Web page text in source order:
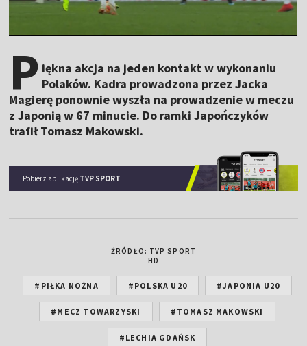
P iękna akcja na jeden kontakt w wykonaniu
Polaków. Kadra prowadzona przez Jacka
Magierę ponownie wyszła na prowadzenie w meczu
z Japonią w 67 minucie. Do ramki Japończyków
trafił Tomasz Makowski.
Pobierz aplikację TVP SPORT
ŹRÓDŁO: TVP SPORT
HD
#PIŁKA NOŻNA #POLSKA U20 #JAPONIA U20
#MECZ TOWARZYSKI #TOMASZ MAKOWSKI
#LECHIA GDAŃSK